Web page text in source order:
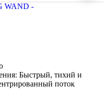
Быстрый, тихий и
поток